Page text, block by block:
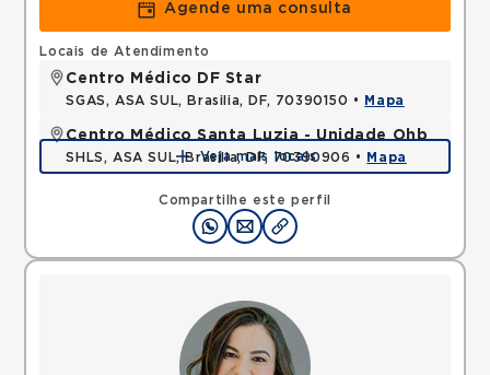
Agende uma consulta
Compartilhe este perfil
Locais de Atendimento
Centro Médico DF Star
SGAS, ASA SUL, Brasilia, DF, 70390150 • Mapa
Centro Médico Santa Luzia - Unidade Ohb
SHLS, ASA SUL, Brasilia, DF, 70390906 • Mapa
Veja mais locais